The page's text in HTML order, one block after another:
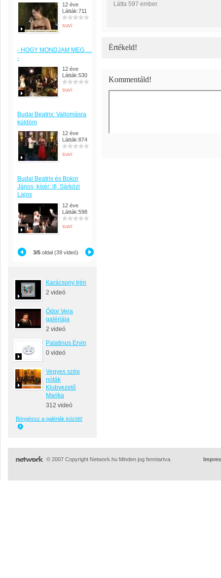
12 éve
Látták:711
suvi
- HOGY MONDJAM MEG ....
-
12 éve
Látták:530
suvi
Budai Beatrix: Vallomásra
küldöm
12 éve
Látták:874
suvi
Budai Beatrix és Bokor
János, kísér: ifj. Sárközi
Lajos
12 éve
Látták:598
suvi
3/5 oldal (39 videó)
Karácsony Irén
2 videó
Ódor Vera
galériája
2 videó
Palatinus Ervin
0 videó
Vegyes szép
nóták
Klubvezető
Marika
312 videó
Böngéssz a galériák között!
Látta 597 ember.
Értékeld!
Kommentáld!
© 2007 Copyright Network.hu Minden jog fenntartva.